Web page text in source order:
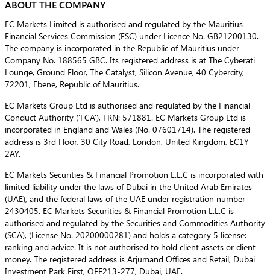
ABOUT THE COMPANY
EC Markets Limited is authorised and regulated by the Mauritius
Financial Services Commission (FSC) under Licence No. GB21200130.
The company is incorporated in the Republic of Mauritius under
Company No. 188565 GBC. Its registered address is at The Cyberati
Lounge, Ground Floor, The Catalyst, Silicon Avenue, 40 Cybercity,
72201, Ebene, Republic of Mauritius.
EC Markets Group Ltd is authorised and regulated by the Financial
Conduct Authority (‘FCA’), FRN: 571881. EC Markets Group Ltd is
incorporated in England and Wales (No. 07601714). The registered
address is 3rd Floor, 30 City Road, London, United Kingdom, EC1Y
2AY.
EC Markets Securities & Financial Promotion L.L.C is incorporated with
limited liability under the laws of Dubai in the United Arab Emirates
(UAE), and the federal laws of the UAE under registration number
2430405. EC Markets Securities & Financial Promotion L.L.C is
authorised and regulated by the Securities and Commodities Authority
(SCA), (License No. 20200000281) and holds a category 5 license:
ranking and advice. It is not authorised to hold client assets or client
money. The registered address is Arjumand Offices and Retail, Dubai
Investment Park First, OFF213-277, Dubai, UAE.